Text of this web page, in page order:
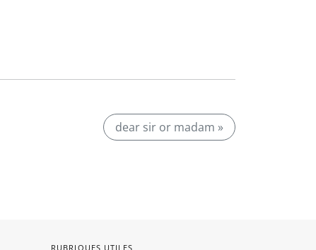
dear sir or madam »
RUBRIQUES UTILES